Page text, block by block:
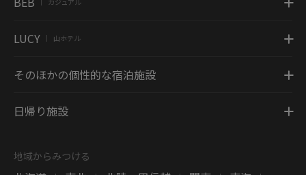
LUCY 山ホテル
そのほかの個性的な宿泊施設
日帰り施設
地域からみつける